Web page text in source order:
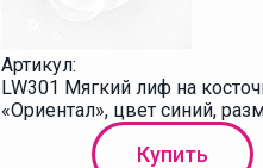
Артикул:
LW301 Мягкий лиф на
«Ориентал», цвет синий,
Купить